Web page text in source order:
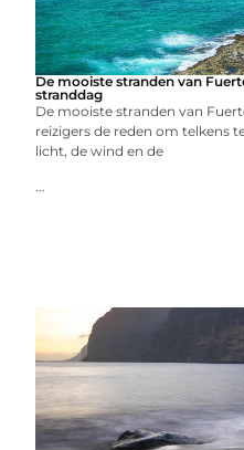
De mooiste stranden van
stranddag
De mooiste stranden van
reizigers de reden om telkens
licht, de wind en de
...